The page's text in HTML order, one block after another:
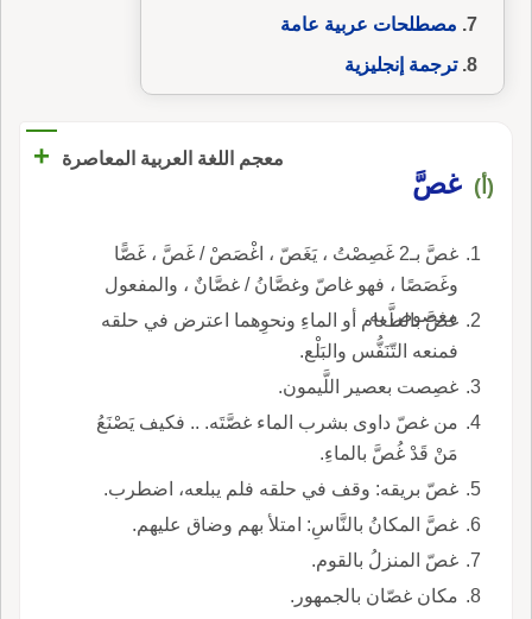
مصطلحات عربية عامة
ترجمة إنجليزية
معجم اللغة العربية المعاصرة +
(أ) غصَّ
غصَّ بـ2 غَصِصْتُ ، يَغَصّ ، اغْصَصْ / غَصَّ ، غَصًّا
وغَصَصًا ، فهو غاصّ وغصَّانُ / غصَّانٌ ، والمفعول
مغصوص به.غصَّ بالطَّعام أو الماءِ ونحوِهما اعترض في حلقه
فمنعه التّنَفُّس والبَلْع.
غصِصت بعصير اللَّيمون.
من غصّ داوى بشرب الماء غصَّتَه. .. فكيف يَصْنَعُ
مَنْ قَدْ غُصَّ بالماءِ.
غصّ بريقه: وقف في حلقه فلم يبلعه، اضطرب.
غصَّ المكانُ بالنَّاسِ: امتلأ بهم وضاق عليهم.
غصّ المنزلُ بالقوم.
مكان غصّان بالجمهور.